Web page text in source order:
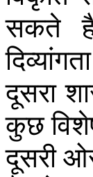
सकते
दूसरा
कुछ
दूसरी